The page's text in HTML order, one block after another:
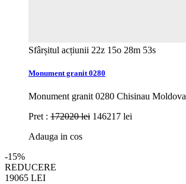
Sfârșitul acțiunii 22z 15o 28m 52s
Monument granit 0280
Monument granit 0280 Chisinau Moldova
Pret : 172020 lei 146217 lei
Adauga in cos
-15%
REDUCERE
19065 LEI